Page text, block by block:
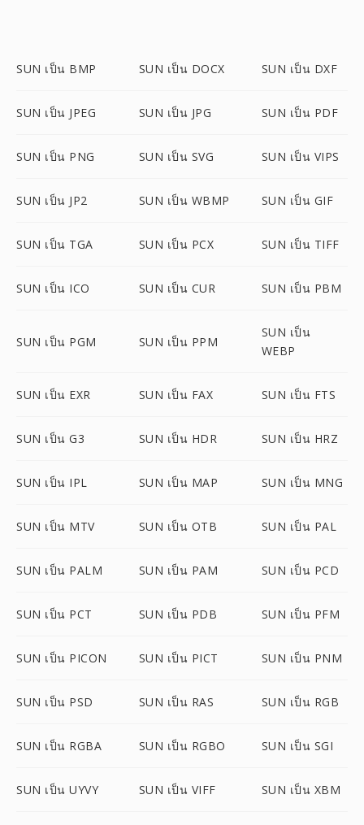
SUN เป็น BMP SUN เป็น DOCX SUN เป็น DXF
SUN เป็น JPEG SUN เป็น JPG SUN เป็น PDF
SUN เป็น PNG SUN เป็น SVG SUN เป็น VIPS
SUN เป็น JP2 SUN เป็น WBMP SUN เป็น GIF
SUN เป็น TGA SUN เป็น PCX SUN เป็น TIFF
SUN เป็น ICO SUN เป็น CUR SUN เป็น PBM
SUN เป็น PGM SUN เป็น PPM
SUN เป็น
WEBP
SUN เป็น EXR SUN เป็น FAX SUN เป็น FTS
SUN เป็น G3 SUN เป็น HDR SUN เป็น HRZ
SUN เป็น IPL SUN เป็น MAP SUN เป็น MNG
SUN เป็น MTV SUN เป็น OTB SUN เป็น PAL
SUN เป็น PALM SUN เป็น PAM SUN เป็น PCD
SUN เป็น PCT SUN เป็น PDB SUN เป็น PFM
SUN เป็น PICON SUN เป็น PICT SUN เป็น PNM
SUN เป็น PSD SUN เป็น RAS SUN เป็น RGB
SUN เป็น RGBA SUN เป็น RGBO SUN เป็น SGI
SUN เป็น UYVY SUN เป็น VIFF SUN เป็น XBM